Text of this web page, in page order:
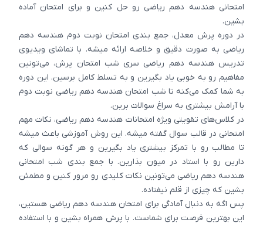
امتحانی هندسه دهم ریاضی رو حل کنین و برای امتحان آماده
بشین.
در دوره پرش معدل، جمع بندی امتحان نوبت دوم هندسه دهم
ریاضی به صورت دقیق و خلاصه ارائه میشه. با تماشای ویدیوی
تدریس هندسه دهم ریاضی سری شب امتحان پرش، می‌تونین
مفاهیم رو به خوبی یاد بگیرین و به تسلط کامل برسین. این دوره
به شما کمک می‌کنه تا شب امتحان هندسه دهم ریاضی نوبت دوم
با آرامش بیشتری به سراغ سوالات برین.
در کلاس‌های تقویتی ویژه امتحانات هندسه دهم ریاضی، نکات مهم
امتحانی در قالب سوال گفته میشه. این روش آموزشی باعث میشه
تا مطالب رو با تمرکز بیشتری یاد بگیرین و هر گونه سوالی که
دارین رو با استاد در میون بذارین. با جمع بندی شب امتحانی
هندسه دهم ریاضی می‌تونین نکات کلیدی رو مرور کنین و مطمئن
بشین که چیزی از قلم نیفتاده.
پس اگه به دنبال آمادگی برای امتحان هندسه دهم ریاضی هستین،
این بهترین فرصت برای شماست. با پرش همراه بشین و با استفاده